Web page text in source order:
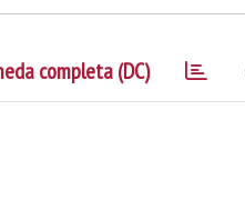
completa (DC)